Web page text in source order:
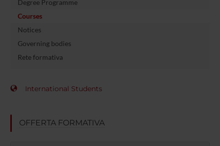
Degree Programme
Courses
Notices
Governing bodies
Rete formativa
International Students
OFFERTA FORMATIVA